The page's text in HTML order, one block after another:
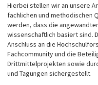
Hierbei stellen wir an unsere
fachlichen und methodischen
werden, dass die
wissenschaftlich basiert sind.
Anschluss an die
Fachcommunity und die
Drittmittelprojekten sowie
und Tagungen sichergestellt.